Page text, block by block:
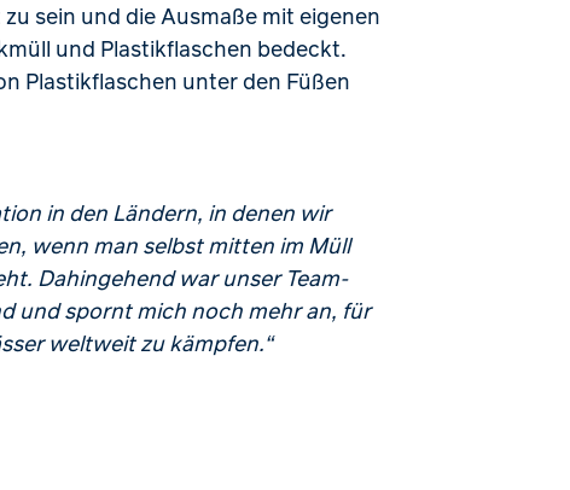
sein und die Ausmaße mit eigenen
und Plastikflaschen bedeckt.
Plastikflaschen unter den Füßen
in den Ländern, in denen wir
wenn man selbst mitten im Müll
Dahingehend war unser Team-
und spornt mich noch mehr an, für
weltweit zu kämpfen.“